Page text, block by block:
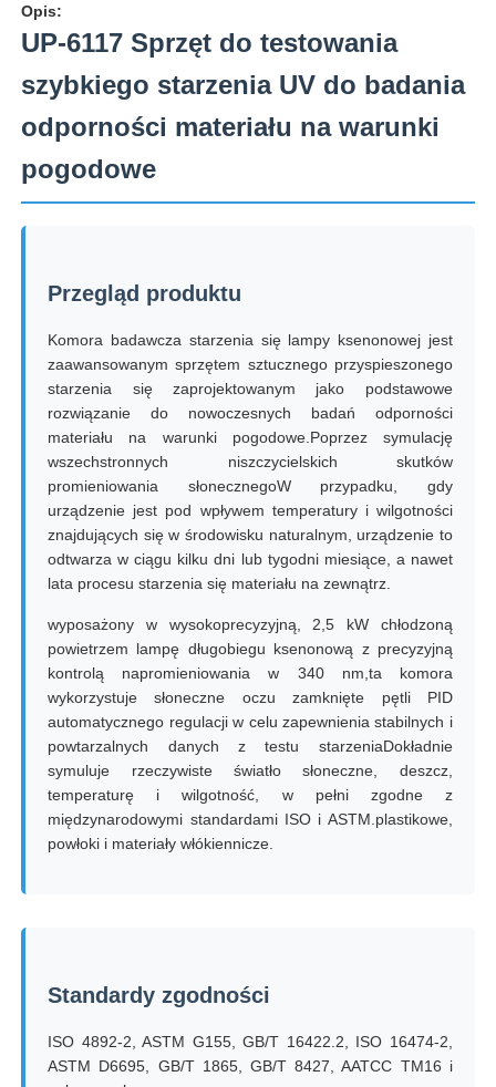
Produkty
O nas
Wycieczka po fabryce
Skontaktuj się z nami
Poprosić o wycenę
Sprzęt do badań laboratoryjnych
Komora do badań środowiskowych
Uniwersalna maszyna testująca
Maszyna do testowania udarności
maszyna do badania ścierania
sprzęt do badania gumy
Sprzęt do badania opakowań
Sprzęt do badań klejnotów
Opis:
UP-6117 Sprzęt do testowania
szybkiego starzenia UV do badania
odporności materiału na warunki
pogodowe
Przegląd produktu
Komora badawcza starzenia się lampy ksenonowej jest
zaawansowanym sprzętem sztucznego przyspieszonego
starzenia się zaprojektowanym jako podstawowe
rozwiązanie do nowoczesnych badań odporności
materiału na warunki pogodowe.Poprzez symulację
wszechstronnych niszczycielskich skutków
promieniowania słonecznegoW przypadku, gdy
urządzenie jest pod wpływem temperatury i wilgotności
znajdujących się w środowisku naturalnym, urządzenie to
odtwarza w ciągu kilku dni lub tygodni miesiące, a nawet
lata procesu starzenia się materiału na zewnątrz.
wyposażony w wysokoprecyzyjną, 2,5 kW chłodzoną
powietrzem lampę długobiegu ksenonową z precyzyjną
kontrolą napromieniowania w 340 nm,ta komora
wykorzystuje słoneczne oczu zamknięte pętli PID
automatycznego regulacji w celu zapewnienia stabilnych i
powtarzalnych danych z testu starzeniaDokładnie
symuluje rzeczywiste światło słoneczne, deszcz,
temperaturę i wilgotność, w pełni zgodne z
międzynarodowymi standardami ISO i ASTM.plastikowe,
powłoki i materiały włókiennicze.
Standardy zgodności
ISO 4892-2, ASTM G155, GB/T 16422.2, ISO 16474-2,
ASTM D6695, GB/T 1865, GB/T 8427, AATCC TM16 i